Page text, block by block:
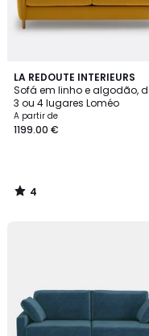
LA REDOUTE INTERIEURS
Sofá em linho e algodão,
3 ou 4 lugares Loméo
A partir de
1199.00 €
4
/
5
4
/